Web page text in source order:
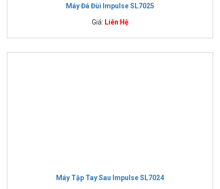
Máy Đá Đùi Impulse SL7025
Giá: Liên Hệ
Máy Tập Tay Sau Impulse SL7024